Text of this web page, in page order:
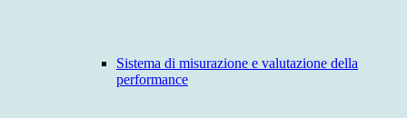
Sistema di misurazione e valutazione della
performance